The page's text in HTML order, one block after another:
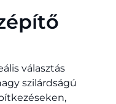
választás
szilárdságú